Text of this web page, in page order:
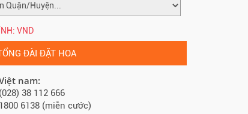
VND
ĐÀI ĐẶT HOA
nam:
(028) 38 112 666
1800 6138 (miễn cước)